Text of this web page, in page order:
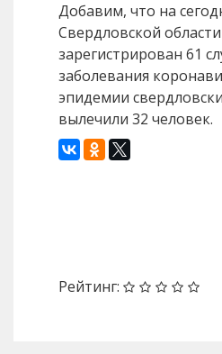
Добавим, что на
Свердловской области
зарегистрирован 61
заболевания
эпидемии
вылечили 32 человек.
Рейтинг: